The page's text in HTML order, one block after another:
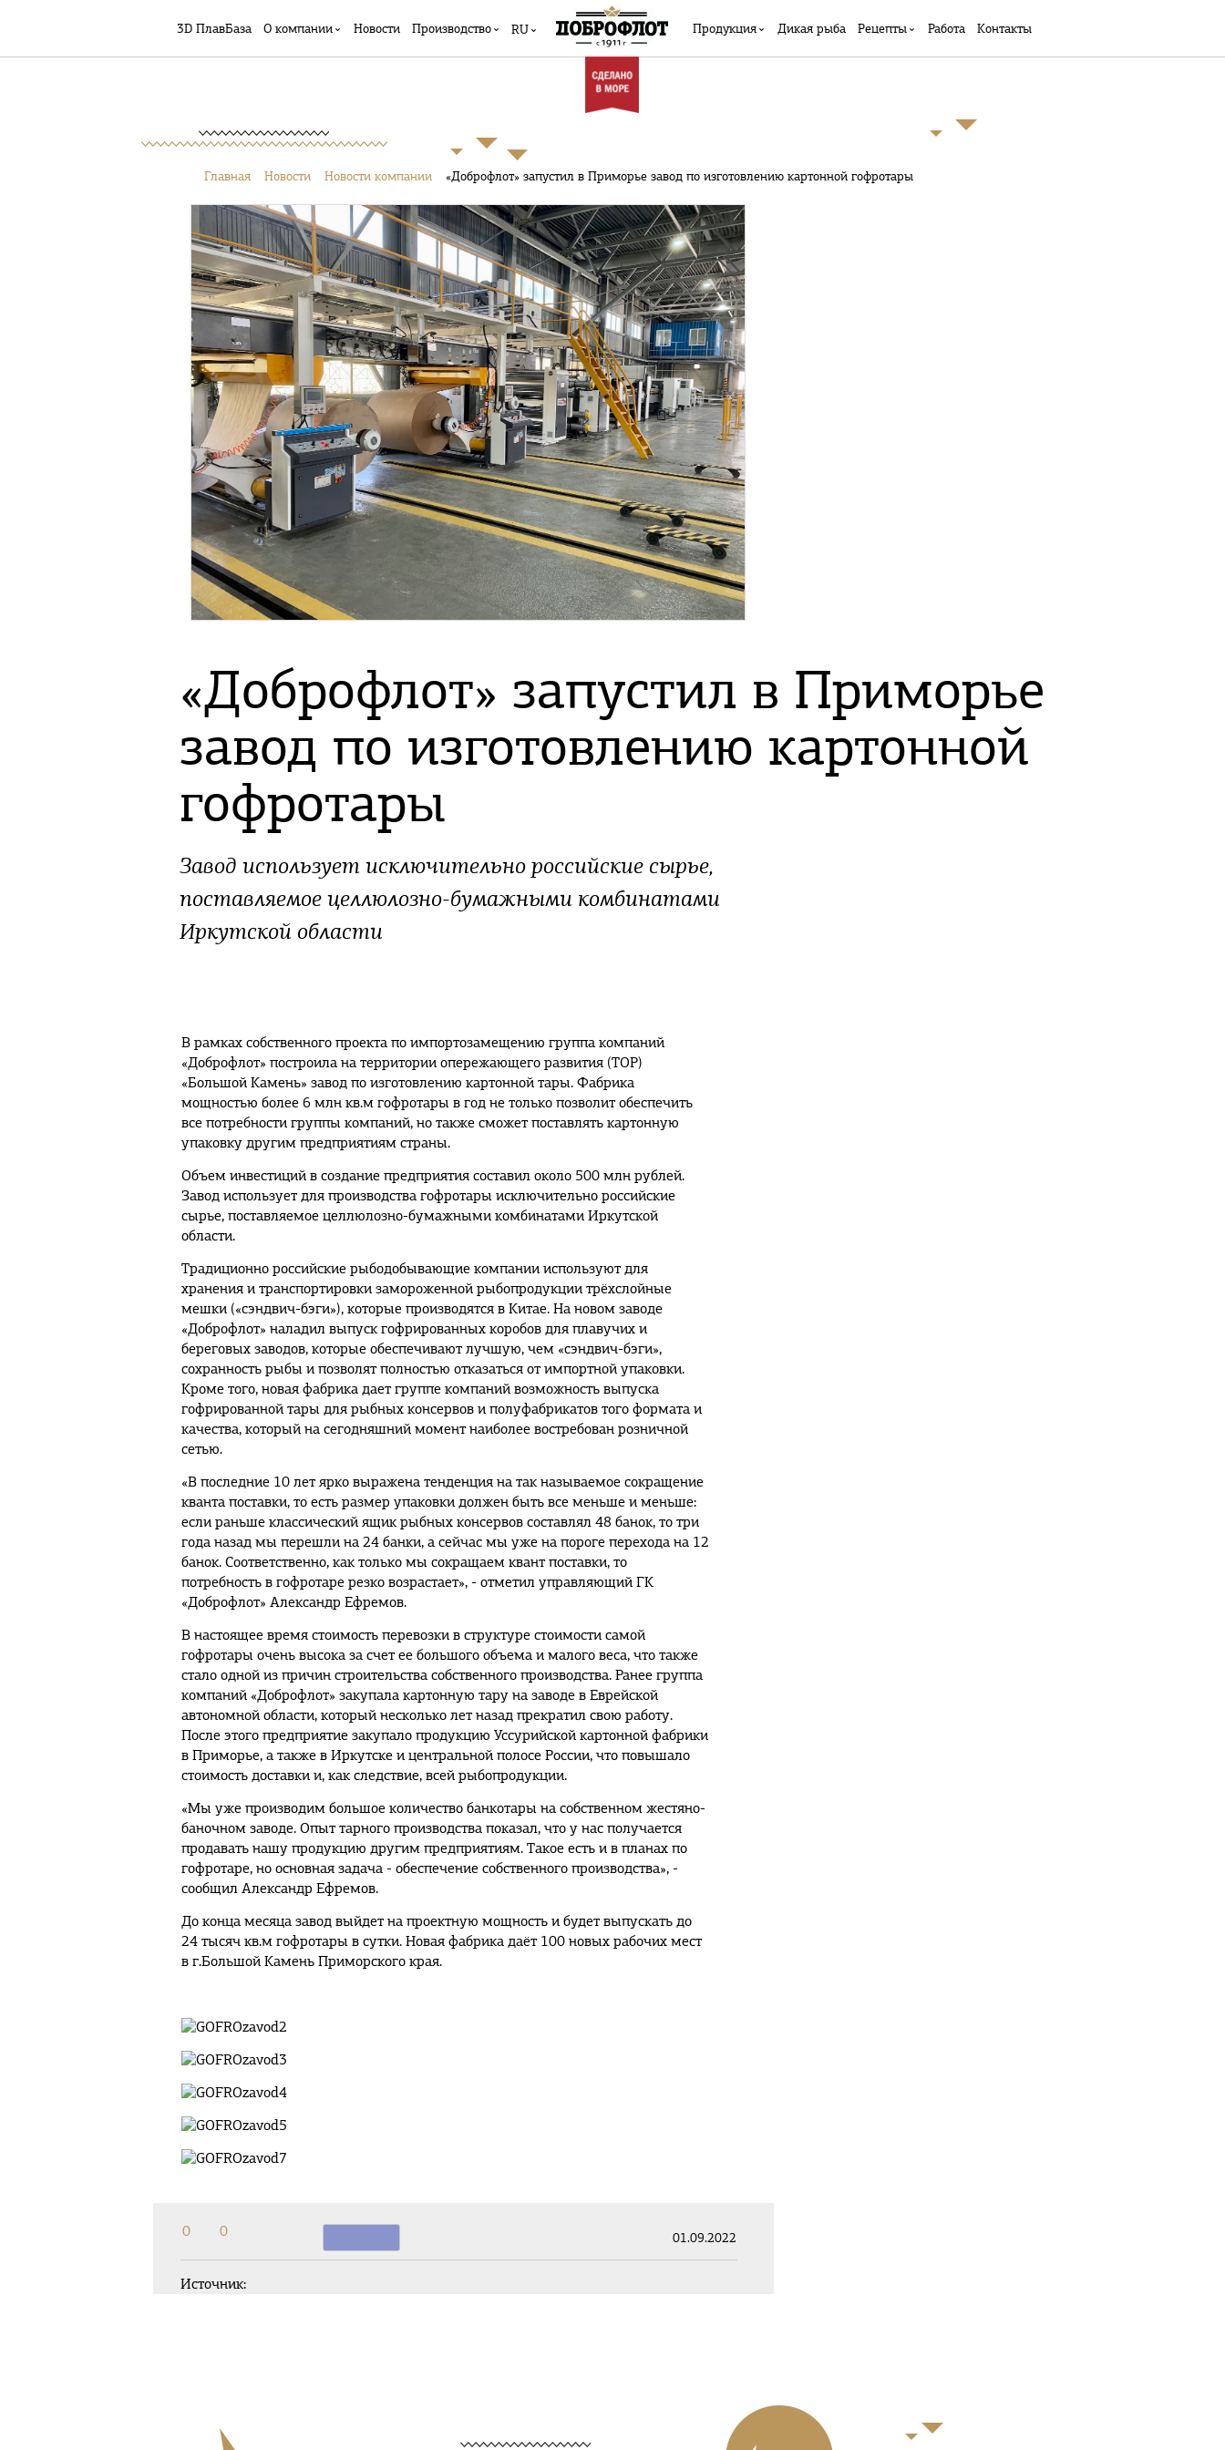
3D ПлавБаза О компании Новости Производство RU Продукция Дикая рыба Рецепты Работа Контакты
Главная Новости Новости компании «Доброфлот» запустил в Приморье завод по изготовлению картонной гофротары
«Доброфлот» запустил в Приморье
завод по изготовлению картонной
гофротары
Завод использует исключительно российские сырье,
поставляемое целлюлозно-бумажными комбинатами
Иркутской области
В рамках собственного проекта по импортозамещению группа компаний
«Доброфлот» построила на территории опережающего развития (ТОР)
«Большой Камень» завод по изготовлению картонной тары. Фабрика
мощностью более 6 млн кв.м гофротары в год не только позволит обеспечить
все потребности группы компаний, но также сможет поставлять картонную
упаковку другим предприятиям страны.
Объем инвестиций в создание предприятия составил около 500 млн рублей.
Завод использует для производства гофротары исключительно российские
сырье, поставляемое целлюлозно-бумажными комбинатами Иркутской
области.
Традиционно российские рыбодобывающие компании используют для
хранения и транспортировки замороженной рыбопродукции трёхслойные
мешки («сэндвич-бэги»), которые производятся в Китае. На новом заводе
«Доброфлот» наладил выпуск гофрированных коробов для плавучих и
береговых заводов, которые обеспечивают лучшую, чем «сэндвич-бэги»,
сохранность рыбы и позволят полностью отказаться от импортной упаковки.
Кроме того, новая фабрика дает группе компаний возможность выпуска
гофрированной тары для рыбных консервов и полуфабрикатов того формата и
качества, который на сегодняшний момент наиболее востребован розничной
сетью.
«В последние 10 лет ярко выражена тенденция на так называемое сокращение
кванта поставки, то есть размер упаковки должен быть все меньше и меньше:
если раньше классический ящик рыбных консервов составлял 48 банок, то три
года назад мы перешли на 24 банки, а сейчас мы уже на пороге перехода на 12
банок. Соответственно, как только мы сокращаем квант поставки, то
потребность в гофротаре резко возрастает», - отметил управляющий ГК
«Доброфлот» Александр Ефремов.
В настоящее время стоимость перевозки в структуре стоимости самой
гофротары очень высока за счет ее большого объема и малого веса, что также
стало одной из причин строительства собственного производства. Ранее группа
компаний «Доброфлот» закупала картонную тару на заводе в Еврейской
автономной области, который несколько лет назад прекратил свою работу.
После этого предприятие закупало продукцию Уссурийской картонной фабрики
в Приморье, а также в Иркутске и центральной полосе России, что повышало
стоимость доставки и, как следствие, всей рыбопродукции.
«Мы уже производим большое количество банкотары на собственном жестяно-
баночном заводе. Опыт тарного производства показал, что у нас получается
продавать нашу продукцию другим предприятиям. Такое есть и в планах по
гофротаре, но основная задача - обеспечение собственного производства», -
сообщил Александр Ефремов.
До конца месяца завод выйдет на проектную мощность и будет выпускать до
24 тысяч кв.м гофротары в сутки. Новая фабрика даёт 100 новых рабочих мест
в г.Большой Камень Приморского края.
01.09.2022
0 0
Источник: